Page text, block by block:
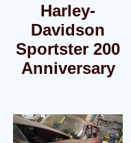
Harley-
Davidson
Sportster 200
Anniversary